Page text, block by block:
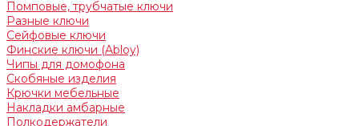
Помповые, трубчатые ключи
Разные ключи
Сейфовые ключи
Финские ключи (Abloy)
Чипы для домофона
Скобяные изделия
Крючки мебельные
Накладки амбарные
Полкодержатели